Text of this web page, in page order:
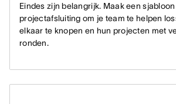
Eindes zijn belangrijk. Maak een
projectafsluiting om je team te helpen
elkaar te knopen en hun projecten met
ronden.